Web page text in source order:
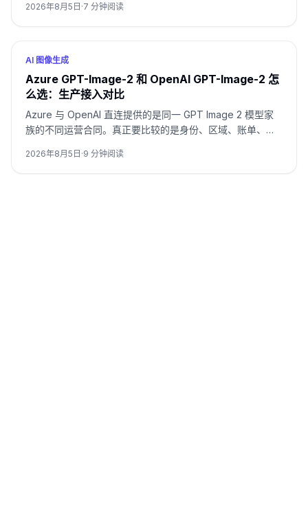
2026年8月5日 ·7 分钟阅读
AI 图像生成
Azure GPT-Image-2 和 OpenAI GPT-Image-2 怎
么选：生产接入对比
Azure 与 OpenAI 直连提供的是同一 GPT Image 2 模型家
族的不同运营合同。真正要比较的是身份、区域、账单、配
2026年8月5日 ·9 分钟阅读